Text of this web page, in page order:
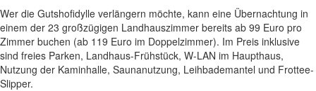
Wer die Gutshofidylle verlängern möchte, kann eine Übernachtung in
einem der 23 großzügigen Landhauszimmer bereits ab 99 Euro pro
Zimmer buchen (ab 119 Euro im Doppelzimmer). Im Preis inklusive
sind freies Parken, Landhaus-Frühstück, W-LAN im Haupthaus,
Nutzung der Kaminhalle, Saunanutzung, Leihbademantel und Frottee-
Slipper.